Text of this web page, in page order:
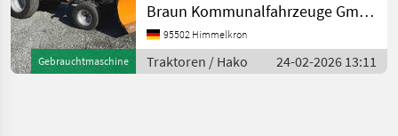
Gebrauchtmaschine
Allrad Traktor aus 1-Hand (
Behörde ) mit nur 975
B/Std., beheizbare
Winterkabine,
Braun Kommunalfahrzeuge GmbH & Co KG
95502 Himmelkron
Traktoren / Hako 24-02-2026 13:11